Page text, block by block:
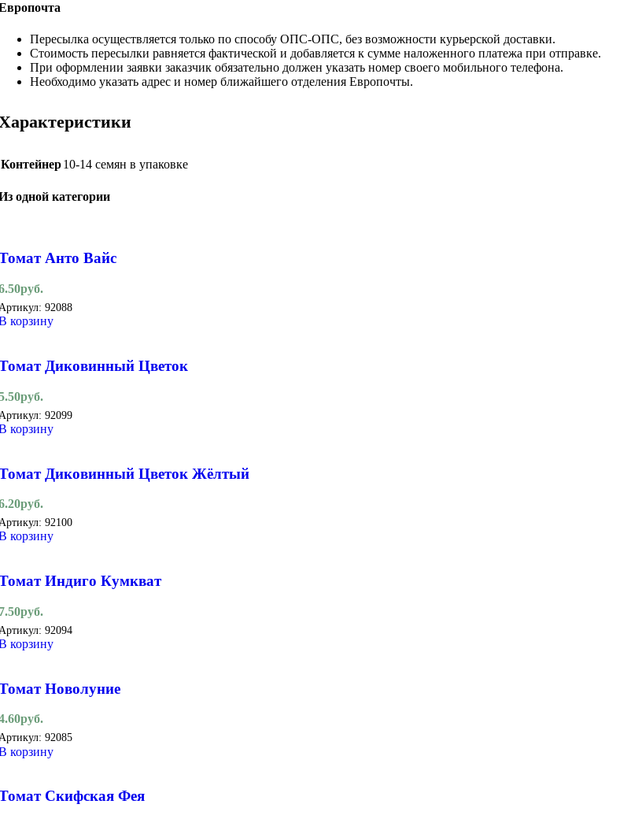
Пересылка осуществляется только по способу ОПС-ОПС, без возможности курьерской доставки.
Стоимость пересылки равняется фактической и добавляется к сумме наложенного платежа при отправке.
При оформлении заявки заказчик обязательно должен указать номер своего мобильного телефона.
Необходимо указать адрес и номер ближайшего отделения Европочты.
Контейнер10-14 семян в упаковке
одной категории
Анто Вайс
руб.
92088
корзину
Диковинный Цветок
руб.
92099
корзину
Диковинный Цветок Жёлтый
руб.
92100
корзину
Индиго Кумкват
руб.
92094
корзину
Новолуние
руб.
92085
корзину
Скифская Фея